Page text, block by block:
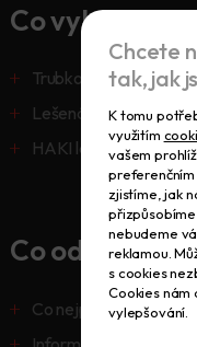
Co
Trubkové lešení
Lešenářské podlážky
HAKI lešení včetně
Co od vás
Co nejpřesnější počet
Chcete
tak, jak
K tomu
využitím
vašem
zjistíme, jak
nebudeme
reklamou.
s cookies
Cookies
vylepšování.